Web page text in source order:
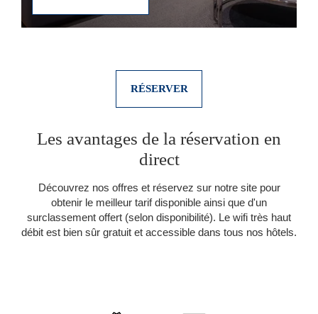
RÉSERVER
Les avantages de la réservation en
direct
Découvrez nos offres et réservez sur notre site pour
obtenir le meilleur tarif disponible ainsi que d'un
surclassement offert (selon disponibilité). Le wifi très haut
débit est bien sûr gratuit et accessible dans tous nos hôtels.